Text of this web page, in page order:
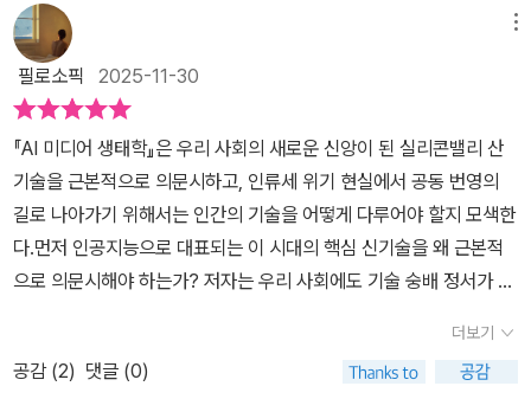
필로소픽 2025-11-30
『AI 미디어 생태학』은 우리 사회의 새로운 신앙이 된 실리콘밸리 산
기술을 근본적으로 의문시하고, 인류세 위기 현실에서 공동 번영의
길로 나아가기 위해서는 인간의 기술을 어떻게 다루어야 할지 모색한
다.먼저 인공지능으로 대표되는 이 시대의 핵심 신기술을 왜 근본적
으로 의문시해야 하는가? 저자는 우리 사회에도 기술 숭배 정서가 뿌
성장 중독을 효과적으로 방어하는 스테로이드 약물이 된 듯하다. 불
과 몇 년 전 우리는 코로나19 감염병 재난 시기 방역을 위해 바이러스
더보기
공감 (2) 댓글 (0)